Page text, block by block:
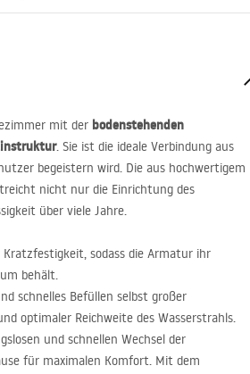
mit der bodenstehenden
. Sie ist die ideale Verbindung aus
begeistern wird. Die aus hochwertigem
nicht nur die Einrichtung des
über viele Jahre.
sodass die Armatur ihr
behält.
schnelles Befüllen selbst großer
optimaler Reichweite des Wasserstrahls.
und schnellen Wechsel der
für maximalen Komfort. Mit dem